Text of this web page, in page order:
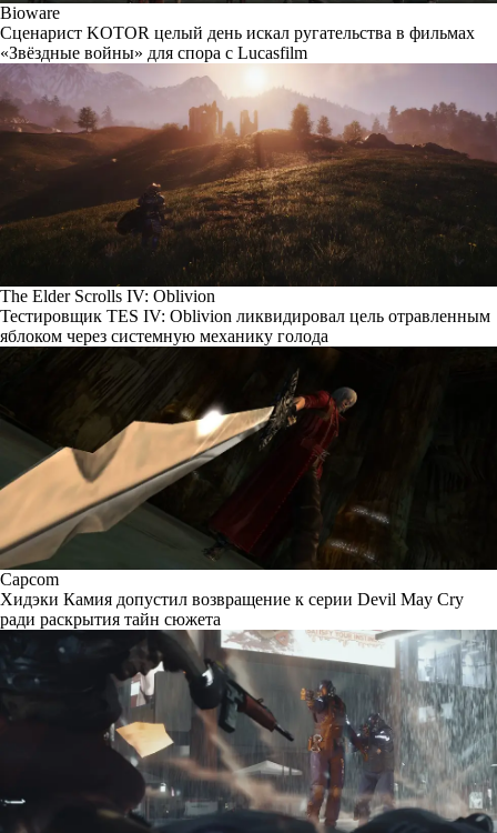
Bioware
Сценарист KOTOR целый день искал ругательства в фильмах
«Звёздные войны» для спора с Lucasfilm
The Elder Scrolls IV: Oblivion
Тестировщик TES IV: Oblivion ликвидировал цель отравленным
яблоком через системную механику голода
Capcom
Хидэки Камия допустил возвращение к серии Devil May Cry
ради раскрытия тайн сюжета